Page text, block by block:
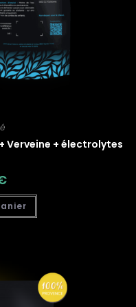
Verveine + électrolytes